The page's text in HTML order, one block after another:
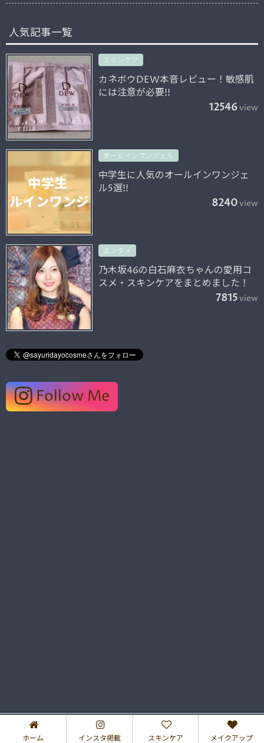
人気記事一覧
スキンケア
カネボウDEW本音レビュー！敏感肌
には注意が必要!!
12546view
オールインワンジェル
中学生に人気のオールインワンジェ
ル5選!!
8240view
エンタメ
乃木坂46の白石麻衣ちゃんの愛用コ
スメ・スキンケアをまとめました！
7815view
Follow Me
プライバシーポリシー
特定商取引法に基づく表記
2017–2026 さゆりのコスメブログ♡
ホーム インスタ掲載 スキンケア メイクアップ